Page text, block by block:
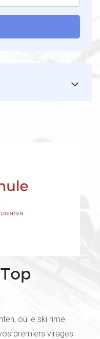
où le ski rime
premiers virages